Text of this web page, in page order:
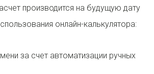
производится на будущую дату
онлайн-калькулятора:
за счет автоматизации ручных